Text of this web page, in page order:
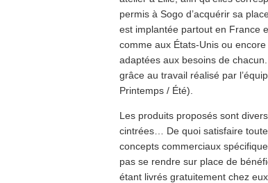
permis à Sogo d’acquérir sa
est implantée partout en France
comme aux États-Unis ou
adaptées aux besoins de
grâce au travail réalisé par
Printemps / Été).
Les produits proposés sont
cintrées… De quoi satisfaire
concepts commerciaux
pas se rendre sur place de
étant livrés gratuitement chez eux.